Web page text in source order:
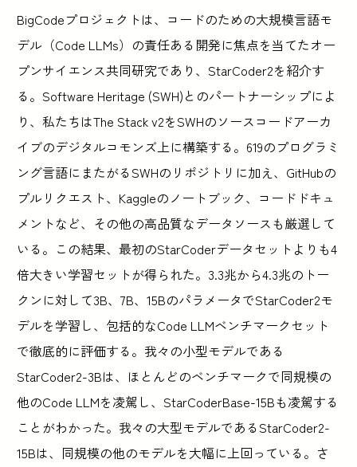
BigCodeプロジェクトは、コードのための大規模言語モ
デル（Code LLMs）の責任ある開発に焦点を当てたオー
プンサイエンス共同研究であり、StarCoder2を紹介す
る。Software Heritage (SWH)とのパートナーシップによ
り、私たちはThe Stack v2をSWHのソースコードアーカ
イブのデジタルコモンズ上に構築する。619のプログラミ
ング言語にまたがるSWHのリポジトリに加え、GitHubの
プルリクエスト、Kaggleのノートブック、コードドキュ
メントなど、その他の高品質なデータソースも厳選して
いる。この結果、最初のStarCoderデータセットよりも4
倍大きい学習セットが得られた。3.3兆から4.3兆のトー
クンに対して3B、7B、15BのパラメータでStarCoder2モ
デルを学習し、包括的なCode LLMベンチマークセット
で徹底的に評価する。我々の小型モデルである
StarCoder2-3Bは、ほとんどのベンチマークで同規模の
他のCode LLMを凌駕し、StarCoderBase-15Bも凌駕する
ことがわかった。我々の大型モデルであるStarCoder2-
15Bは、同規模の他のモデルを大幅に上回っている。さ